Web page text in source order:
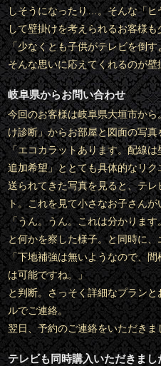
しそうになったり…。そんな「
して壁掛けを考えられるお客様
「少なくとも子供がテレビを倒
そんな思いに応えてくれるのが
岐阜県からお問い合わせ
今回のお客様は岐阜県大垣市か
け診断」からお部屋と図面の写
「エコカラットあります。配線
追加希望」ととても具体的なリ
送られてきた写真を見ると、テ
ト。これを見て小さなお子さん
「うん。うん。これは分かりま
と何かを察した様子。と同時に、
「下地補強は無いようなので、
は可能ですね。」
と判断。さっそく詳細なプラン
ルでご連絡。
翌日、予約のご連絡をいただきま
テレビも同時購入いただきまし